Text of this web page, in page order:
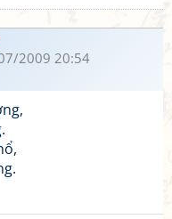
2009 20:54